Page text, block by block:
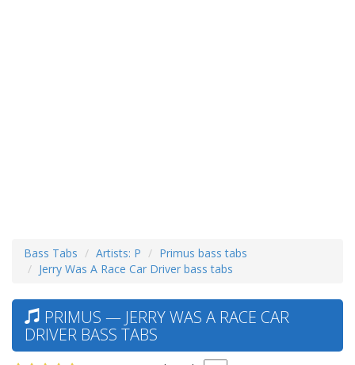
Bass Tabs Artists: P
Primus bass tabs
Jerry Was A Race Car Driver bass tabs
PRIMUS — JERRY WAS A RACE CAR
DRIVER BASS TABS